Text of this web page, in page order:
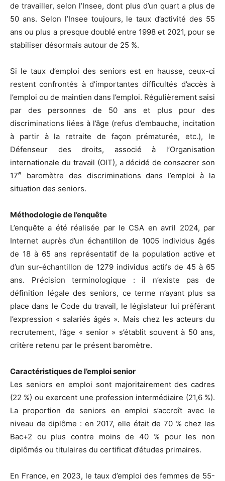
de travailler, selon l’Insee, dont plus d’un quart a plus de
50 ans. Selon l’Insee toujours, le taux d’activité des 55
ans ou plus a presque doublé entre 1998 et 2021, pour se
stabiliser désormais autour de 25 %.
Si le taux d’emploi des seniors est en hausse, ceux-ci
restent confrontés à d’importantes difficultés d’accès à
l’emploi ou de maintien dans l’emploi. Régulièrement saisi
par des personnes de 50 ans et plus pour des
discriminations liées à l’âge (refus d’embauche, incitation
à partir à la retraite de façon prématurée, etc.), le
Défenseur des droits, associé à l’Organisation
internationale du travail (OIT), a décidé de consacrer son
17e
baromètre des discriminations dans l’emploi à la
situation des seniors.
Méthodologie de l’enquête
L’enquête a été réalisée par le CSA en avril 2024, par
Internet auprès d’un échantillon de 1005 individus âgés
de 18 à 65 ans représentatif de la population active et
d’un sur-échantillon de 1279 individus actifs de 45 à 65
ans. Précision terminologique : il n’existe pas de
définition légale des seniors, ce terme n’ayant plus sa
place dans le Code du travail, le législateur lui préférant
l’expression « salariés âgés ». Mais chez les acteurs du
recrutement, l’âge « senior » s’établit souvent à 50 ans,
critère retenu par le présent baromètre.
Caractéristiques de l’emploi senior
Les seniors en emploi sont majoritairement des cadres
(22 %) ou exercent une profession intermédiaire (21,6 %).
La proportion de seniors en emploi s’accroît avec le
niveau de diplôme : en 2017, elle était de 70 % chez les
Bac+2 ou plus contre moins de 40 % pour les non
diplômés ou titulaires du certificat d’études primaires.
En France, en 2023, le taux d’emploi des femmes de 55-